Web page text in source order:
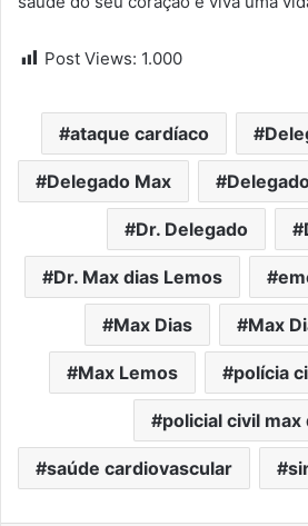
Post Views: 1.000
ataque cardíaco
Delegado Max
Dr. Delegado
Dr. Max dias Lemos
Max Dias Max
Max Lemos polícia
policial civil max
saúde cardiovascular